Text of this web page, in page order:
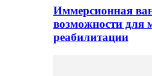
Иммерсионная
возможности для
реабилитации